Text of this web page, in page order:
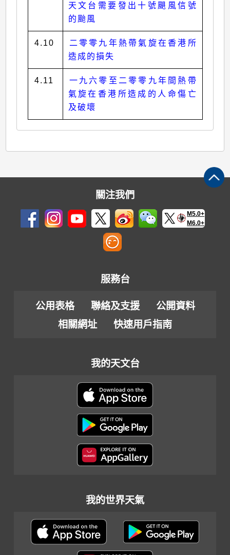
天文台需要發出十號颶風信號
的颱風
4.10
二零零九年熱帶氣旋在香港所
造成的損失
4.11
一九六零至二零零九年間熱帶
氣旋在香港所造成的人命傷亡
及破壞
關注我們
M5.0+
M6.0+
服務台
公用表格 聯絡及支援
公開資料
相關網址
快速用戶指南
我的天文台
我的世界天氣